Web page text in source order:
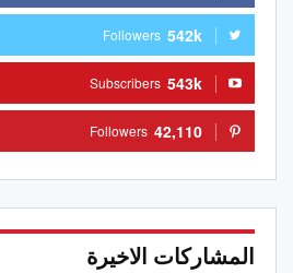
542k
Followers
543k
Subscribers
42,110
Followers
المشاركات الاخيرة